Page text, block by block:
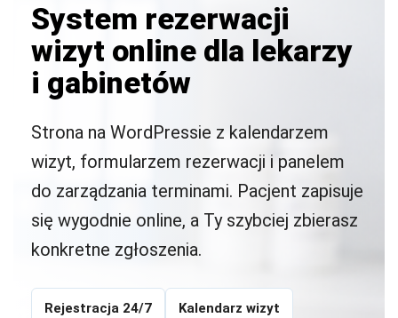
System rezerwacji
wizyt online dla lekarzy
i gabinetów
Strona na WordPressie z kalendarzem
wizyt, formularzem rezerwacji i panelem
do zarządzania terminami. Pacjent zapisuje
się wygodnie online, a Ty szybciej zbierasz
konkretne zgłoszenia.
Rejestracja 24/7 Kalendarz wizyt